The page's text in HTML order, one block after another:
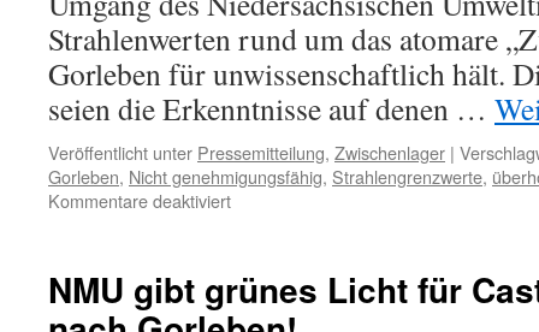
Strahlenwerten rund um das atomare
Gorleben für unwissenschaftlich hält.
seien die Erkenntnisse auf denen …
Veröffentlicht unter Pressemitteilung, Zwischenlager |
Gorleben, Nicht genehmigungsfähig, Strahlengrenzwerte,
Kommentare deaktiviertfür
mit
Zahlen…
NMU gibt grünes Licht für